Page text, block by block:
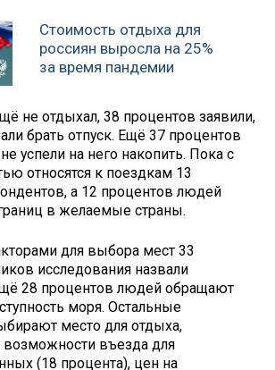
Стоимость отдыха для
россиян выросла на 25%
за время пандемии
не отдыхал, 38 процентов заявили,
брать отпуск. Ещё 37 процентов
успели на него накопить. Пока с
относятся к поездкам 13
а 12 процентов людей
в желаемые страны.
для выбора мест 33
исследования назвали
28 процентов людей обращают
моря. Остальные
место для отдыха,
возможности въезда для
(18 процента), цен на